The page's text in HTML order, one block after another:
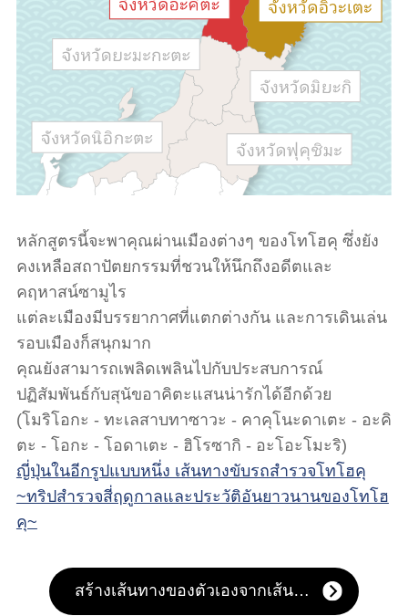
หลักสูตรนี้จะพาคุณผ่านเมืองต่างๆ ของโทโฮคุ ซึ่งยัง
คงเหลือสถาปัตยกรรมที่ชวนให้นึกถึงอดีตและ
คฤหาสน์ซามูไร
แต่ละเมืองมีบรรยากาศที่แตกต่างกัน และการเดินเล่น
รอบเมืองก็สนุกมาก
คุณยังสามารถเพลิดเพลินไปกับประสบการณ์
ปฏิสัมพันธ์กับสุนัขอาคิตะแสนน่ารักได้อีกด้วย
(โมริโอกะ - ทะเลสาบทาซาวะ - คาคุโนะดาเตะ - อะคิ
ตะ - โอกะ - โอดาเตะ - ฮิโรซากิ - อะโอะโมะริ)
ญี่ปุ่นในอีกรูปแบบหนึ่ง เส้นทางขับรถสำรวจโทโฮคุ
~ทริปสำรวจสี่ฤดูกาลและประวัติอันยาวนานของโทโฮ
คุ~
สร้างเส้นทางของตัวเองจากเส้นทางนี้